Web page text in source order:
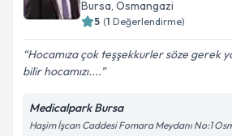
Kişisel verilerimin işlenmesine
Metni'ni okudum ve kişisel
Bursa, Osmangazi
5 (1 Değerlendirme)
Hocamıza çok teşşekkurler söze gerek
bilir hocamızı....
Medicalpark Bursa
Haşim İşcan Caddesi Fomara Meydanı No:1